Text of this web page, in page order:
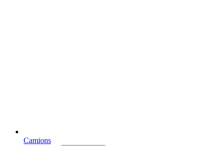
Camions